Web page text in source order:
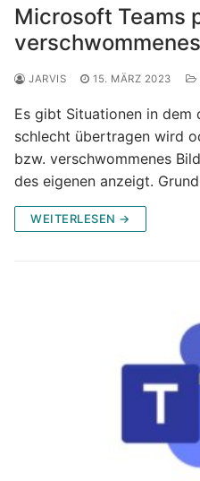
Microsoft Teams
JARVIS 15. MÄRZ 2023
Es gibt Situationen in dem
schlecht übertragen wird
bzw. verschwommenes
des eigenen anzeigt.
WEITERLESEN →